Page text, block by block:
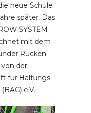
neue Schule
später. Das
SYSTEM
mit dem
Rücken
von der
für Haltungs-
e.V.